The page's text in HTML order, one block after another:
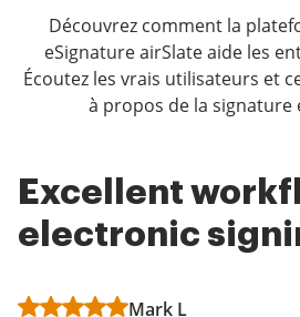
Découvrez comment la
eSignature airSlate aide les
Écoutez les vrais utilisateurs et
à propos de la signature
Excellent
electronic
Mark L
Simple,
quick and easy
More user
alternative to